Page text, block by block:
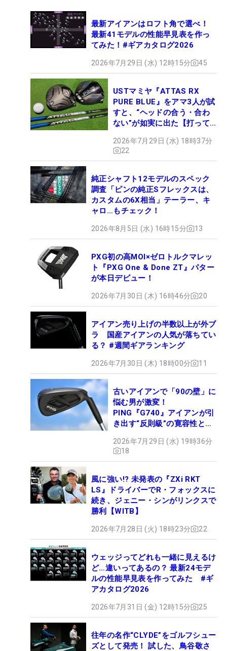
最新アイアンはロフト角で選べ！
最新41モデルの性能早見表を作っ
てみた！#ギアカタログ2026
2026年7月29日 (水) 12時15分 45
USTマミヤ『ATTAS RX
PURE BLUE』をアマ3人が試
すと、“ヘッドの合う・合わ
ない”が如実に出た【打って
2026年7月29日 (水) 18時37分
22
純正シャフト12モデルのスペック
調査「ピンの純正Sフレックスは、
カスタムの6X相当」テーラー、キ
ャロ…もチェック！
2026年8月5日 (水) 16時15分 13
PXG初の高MOI×ゼロトルクマレッ
ト『PXG One & Done ZT』パター
が本日デビュー！
2026年7月30日 (木) 16時46分 20
アイアン売り上げの半数以上が外ブ
ラ 国産アイアンの人気が落ちてい
る？ #週間ギアランキング
2026年7月30日 (木) 18時00分 11
古いアイアンで「90の壁」に
悩む男が激変！
PING『G740』アイアンが引
き出す“反則級”の寛容性と飛
2026年7月29日 (水) 19時36分
18
風に強い!? 未発表の『ZXi RKT
LS』ドライバーでR・フォックスに
続き、ジェニー・シンがリンクスで
勝利【WITB】
2026年7月28日 (火) 18時23分 22
ウェッジってどれも一緒に見えるけ
ど…違いってあるの？ 最新24モデ
ルの性能早見表を作ってみた #ギ
アカタログ2026
2026年7月31日 (金) 12時15分 25
往年の名作“CLYDE”をゴルフシュー
ズとして発売！ 試した、鳥谷敬さ